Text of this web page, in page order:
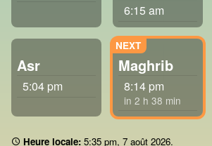
6:15 am
Asr
5:04 pm
Maghrib
8:14 pm
in 2 h 38 min
Heure locale: 5 35 pm, 7 août 2026.